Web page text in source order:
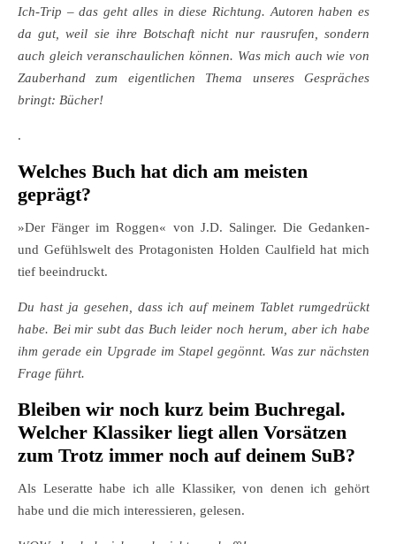
Ich-Trip – das geht alles in diese Richtung. Autoren haben es
da gut, weil sie ihre Botschaft nicht nur rausrufen, sondern
auch gleich veranschaulichen können. Was mich auch wie von
Zauberhand zum eigentlichen Thema unseres Gespräches
bringt: Bücher!
.
Welches Buch hat dich am meisten
geprägt?
»Der Fänger im Roggen« von J.D. Salinger. Die Gedanken-
und Gefühlswelt des Protagonisten Holden Caulfield hat mich
tief beeindruckt.
Du hast ja gesehen, dass ich auf meinem Tablet rumgedrückt
habe. Bei mir subt das Buch leider noch herum, aber ich habe
ihm gerade ein Upgrade im Stapel gegönnt. Was zur nächsten
Frage führt.
Bleiben wir noch kurz beim Buchregal.
Welcher Klassiker liegt allen Vorsätzen
zum Trotz immer noch auf deinem SuB?
Als Leseratte habe ich alle Klassiker, von denen ich gehört
habe und die mich interessieren, gelesen.